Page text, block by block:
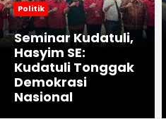
Politik
Seminar Kudatuli,
Hasyim SE:
Kudatuli Tonggak
Demokrasi
Nasional